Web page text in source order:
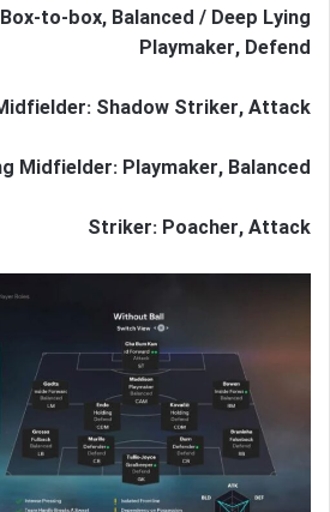
to-box, Balanced / Deep Lying
Playmaker, Defend
Shadow Striker, Attack
Midfielder: Playmaker, Balanced
Striker: Poacher, Attack